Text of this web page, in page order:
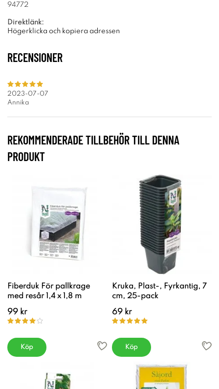
94772
Direktlänk:
Högerklicka och kopiera adressen
RECENSIONER
2023-07-07
Annika
REKOMMENDERADE TILLBEHÖR TILL DENNA
PRODUKT
Fiberduk För pallkrage
med resår 1,4 x 1,8 m
99 kr
Köp
Kruka, Plast-, Fyrkantig, 7
cm, 25-pack
69 kr
Köp